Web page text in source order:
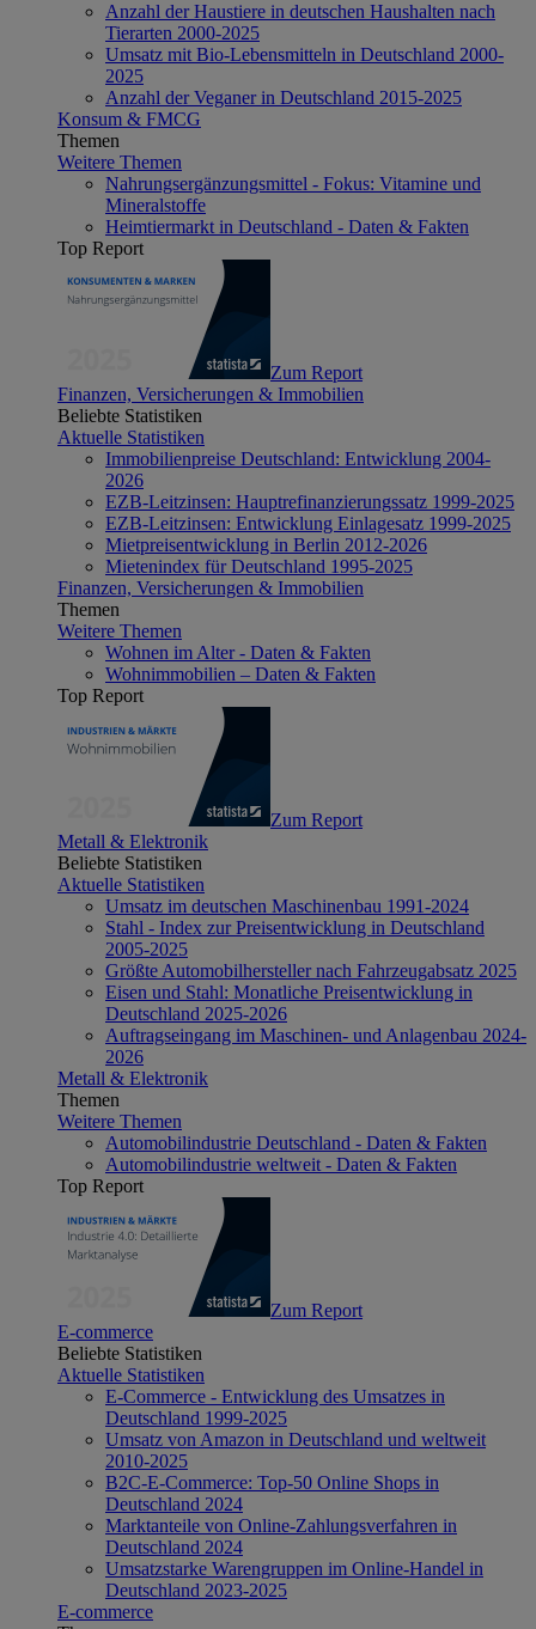
Anzahl der Haustiere in deutschen Haushalten nach
Tierarten 2000-2025
Umsatz mit Bio-Lebensmitteln in Deutschland 2000-
2025
Anzahl der Veganer in Deutschland 2015-2025
Konsum & FMCG
Themen
Weitere Themen
Nahrungsergänzungsmittel - Fokus: Vitamine und
Mineralstoffe
Heimtiermarkt in Deutschland - Daten & Fakten
Top Report
Zum Report
Finanzen, Versicherungen & Immobilien
Beliebte Statistiken
Aktuelle Statistiken
Immobilienpreise Deutschland: Entwicklung 2004-
2026
EZB-Leitzinsen: Hauptrefinanzierungssatz 1999-2025
EZB-Leitzinsen: Entwicklung Einlagesatz 1999-2025
Mietpreisentwicklung in Berlin 2012-2026
Mietenindex für Deutschland 1995-2025
Finanzen, Versicherungen & Immobilien
Themen
Weitere Themen
Wohnen im Alter - Daten & Fakten
Wohnimmobilien – Daten & Fakten
Top Report
Zum Report
Metall & Elektronik
Beliebte Statistiken
Aktuelle Statistiken
Umsatz im deutschen Maschinenbau 1991-2024
Stahl - Index zur Preisentwicklung in Deutschland
2005-2025
Größte Automobilhersteller nach Fahrzeugabsatz 2025
Eisen und Stahl: Monatliche Preisentwicklung in
Deutschland 2025-2026
Auftragseingang im Maschinen- und Anlagenbau 2024-
2026
Metall & Elektronik
Themen
Weitere Themen
Automobilindustrie Deutschland - Daten & Fakten
Automobilindustrie weltweit - Daten & Fakten
Top Report
Zum Report
E-commerce
Beliebte Statistiken
Aktuelle Statistiken
E-Commerce - Entwicklung des Umsatzes in
Deutschland 1999-2025
Umsatz von Amazon in Deutschland und weltweit
2010-2025
B2C-E-Commerce: Top-50 Online Shops in
Deutschland 2024
Marktanteile von Online-Zahlungsverfahren in
Deutschland 2024
Umsatzstarke Warengruppen im Online-Handel in
Deutschland 2023-2025
E-commerce